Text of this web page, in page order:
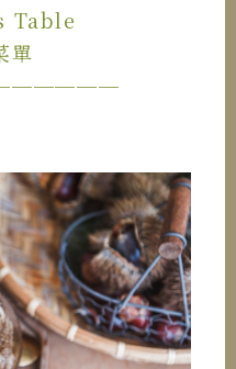
Table
單